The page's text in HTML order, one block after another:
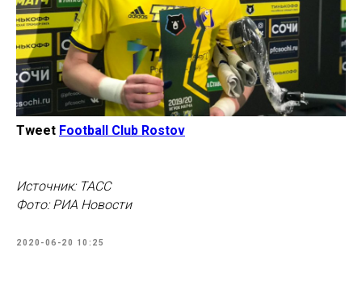
Tweet Football Club Rostov
Источник: ТАСС
Фото: РИА Новости
2020-06-20 10:25